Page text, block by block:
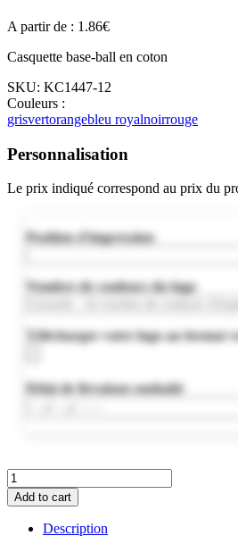
A partir de : 1.86€
Casquette base-ball en coton
SKU: KC1447-12
Couleurs :
grisvertorangebleu royalnoirrouge
Personnalisation
Le prix indiqué correspond au prix du
Position d'impression
Nombre de couleurs du logo
Télécharger votre logo au format
Délai de livraison souhaité
KC1447-
12
quantity
Add to cart
Description